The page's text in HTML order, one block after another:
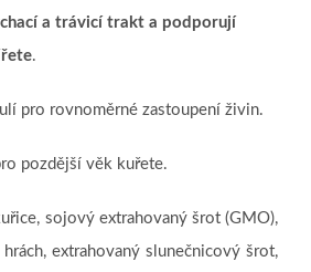
a trávicí trakt a podporují
.
pro rovnoměrné zastoupení živin.
pozdější věk kuřete.
sojový extrahovaný šrot (GMO),
hrách, extrahovaný slunečnicový šrot,